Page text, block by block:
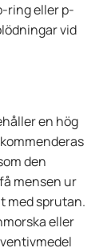
ring eller p-
vid
en hög
den
mensen ur
med sprutan.
eller